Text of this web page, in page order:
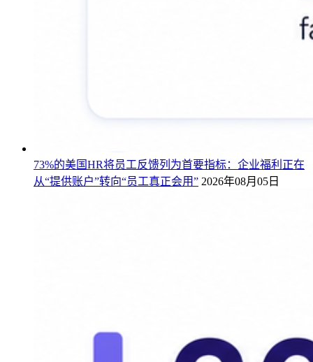
73%的美国HR将员工反馈列为首要指标：企业福利正在
从“提供账户”转向“员工真正会用” 2026年08月05日